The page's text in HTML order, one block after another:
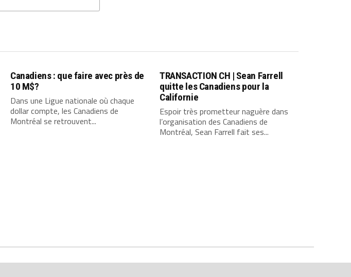
Canadiens : que faire avec près de
10 M$?
Dans une Ligue nationale où chaque
dollar compte, les Canadiens de
Montréal se retrouvent...
TRANSACTION CH | Sean Farrell
quitte les Canadiens pour la
Californie
Espoir très prometteur naguère dans
l’organisation des Canadiens de
Montréal, Sean Farrell fait ses...